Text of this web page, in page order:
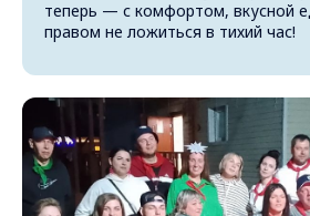
теперь — с комфортом, вкусной
правом не ложиться в тихий час!